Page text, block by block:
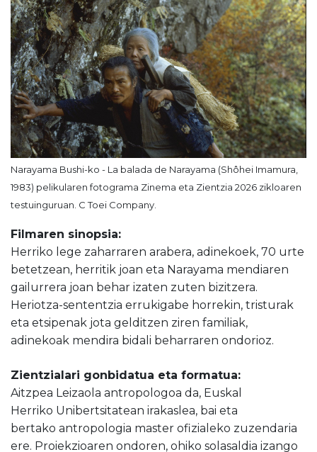
Narayama Bushi-ko - La balada de Narayama (Shôhei Imamura,
1983) pelikularen fotograma Zinema eta Zientzia 2026 zikloaren
testuinguruan. C Toei Company.
Filmaren sinopsia:
Herriko lege zaharraren arabera, adinekoek, 70 urte
betetzean, herritik joan eta Narayama mendiaren
gailurrera joan behar izaten zuten bizitzera.
Heriotza-sententzia errukigabe horrekin, tristurak
eta etsipenak jota gelditzen ziren familiak,
adinekoak mendira bidali beharraren ondorioz.
Zientzialari gonbidatua eta formatua:
Aitzpea Leizaola antropologoa da, Euskal
Herriko Unibertsitatean irakaslea, bai eta
bertako antropologia master ofizialeko zuzendaria
ere. Proiekzioaren ondoren, ohiko solasaldia izango